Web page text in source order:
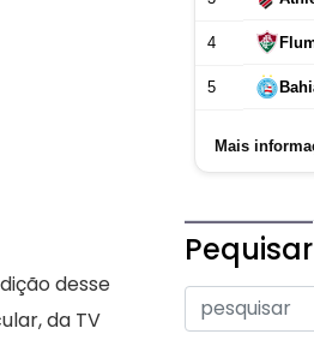
desse
da TV
Pequisar